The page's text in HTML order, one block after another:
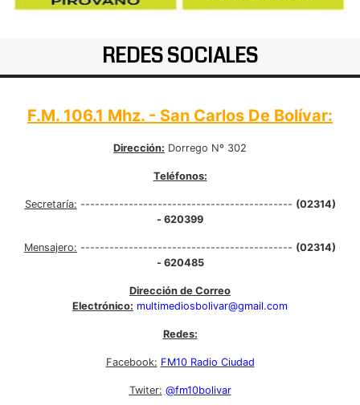
REDES SOCIALES
F.M. 106.1 Mhz. - San Carlos De Bolívar:
Dirección: Dorrego Nº 302
Teléfonos:
Secretaría: -------------------------------------------- (02314)
- 620399
Mensajero: -------------------------------------------- (02314)
- 620485
Dirección de Correo
Electrónico: multimediosbolivar@gmail.com
Redes:
Facebook: FM10 Radio Ciudad
Twiter: @fm10bolivar